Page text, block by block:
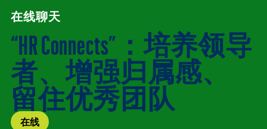
在线聊天
“HR Connects”：培养领导
者、增强归属感、
留住优秀团队
在线